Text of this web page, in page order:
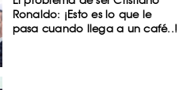
Ronaldo: ¡Esto es lo que le
pasa cuando llega a un café..!